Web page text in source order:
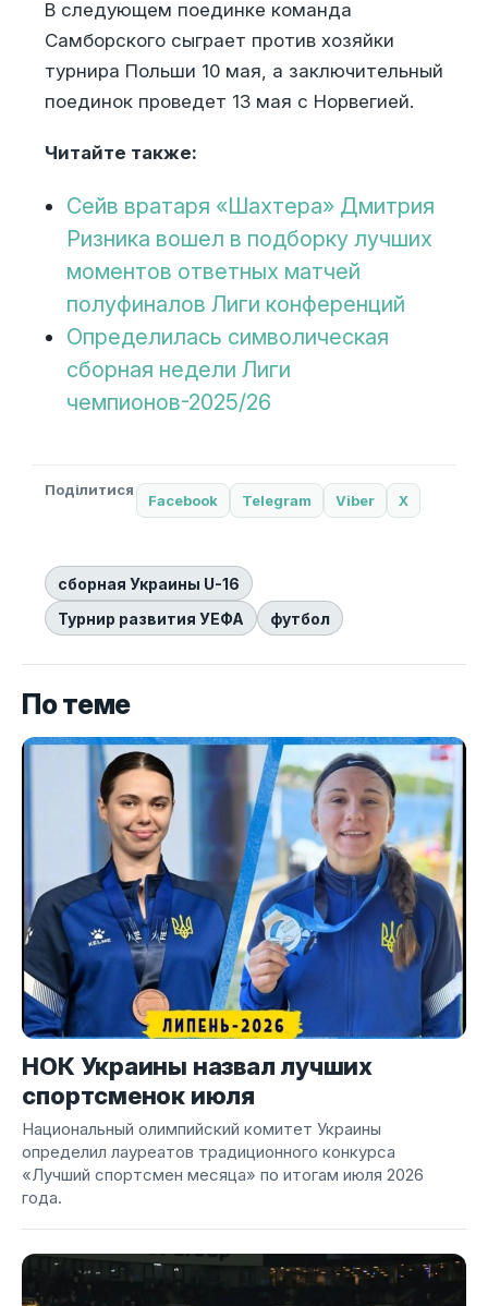
В следующем поединке команда
Самборского сыграет против хозяйки
турнира Польши 10 мая, а заключительный
поединок проведет 13 мая с Норвегией.
Читайте также:
Сейв вратаря «Шахтера» Дмитрия
Ризника вошел в подборку лучших
моментов ответных матчей
полуфиналов Лиги конференций
Определилась символическая
сборная недели Лиги
чемпионов-2025/26
Поділитися
Facebook Telegram Viber X
сборная Украины U-16
Турнир развития УЕФА
футбол
По теме
НОК Украины назвал лучших
спортсменок июля
Национальный олимпийский комитет Украины
определил лауреатов традиционного конкурса
«Лучший спортсмен месяца» по итогам июля 2026
года.